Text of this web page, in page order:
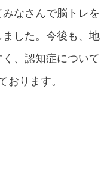
なさんで脳トレを
した。今後も、地
、認知症について
おります。